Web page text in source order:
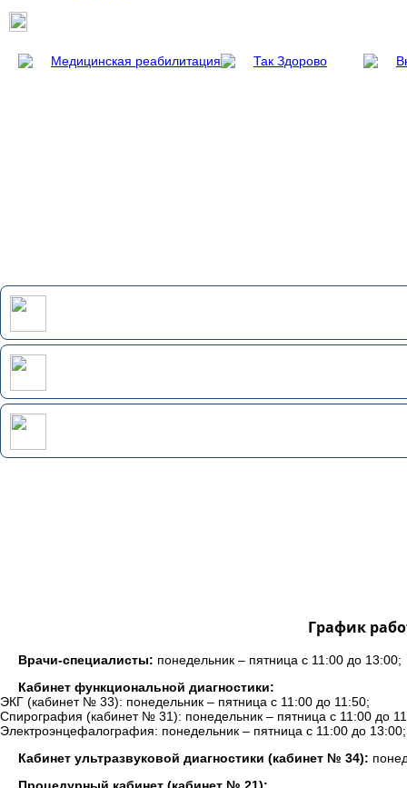
График
Врачи-специалисты: понедельник – пятница с 11:00 до 13:00;
Кабинет функциональной диагностики:
ЭКГ (кабинет № 33): понедельник – пятница с 11:00 до 11:50;
Спирография (кабинет № 31): понедельник – пятница с 11:00 до
Электроэнцефалография: понедельник – пятница с 11:00 до 13:00;
Кабинет ультразвуковой диагностики (кабинет № 34):
Процедурный кабинет (кабинет № 21):